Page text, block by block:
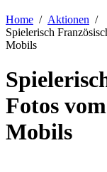
Home
Aktionen
Spielerisch
Mobils
Fotos
Mobils